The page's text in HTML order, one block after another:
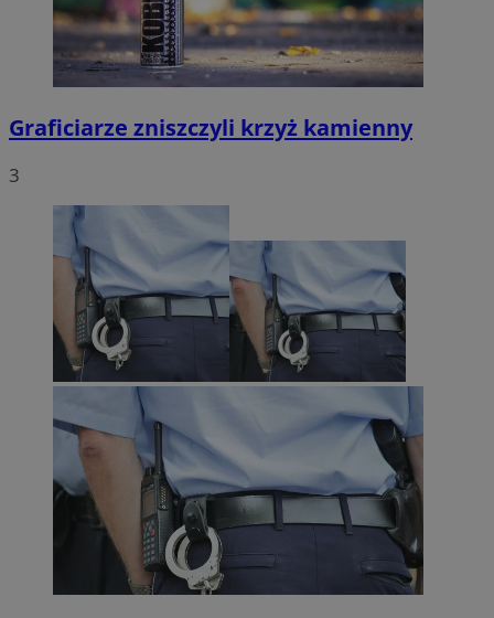
Graficiarze zniszczyli krzyż kamienny
3